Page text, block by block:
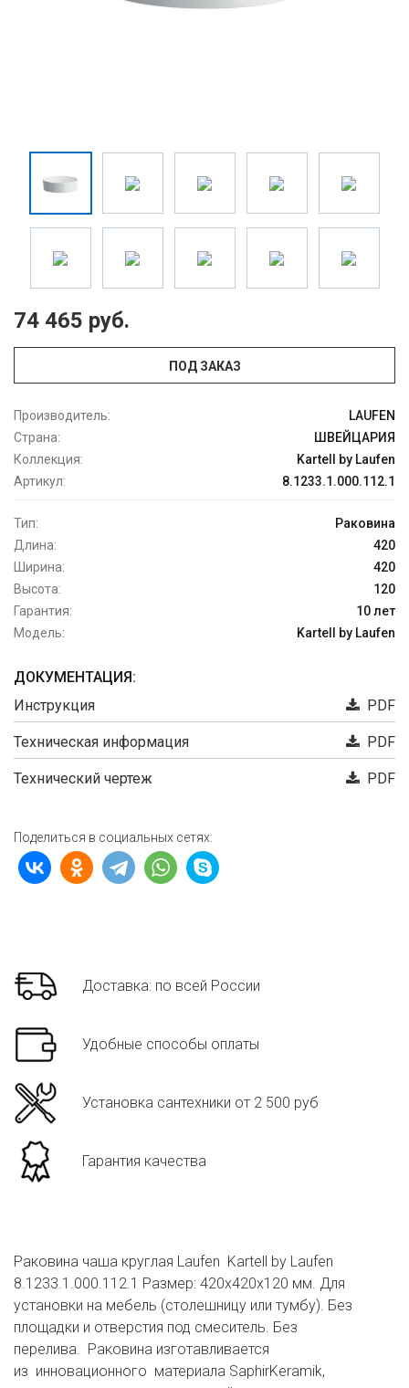
74 465 руб.
ПОД ЗАКАЗ
Производитель:
LAUFEN
Страна:
ШВЕЙЦАРИЯ
Коллекция:
Kartell by Laufen
Артикул:
8.1233.1.000.112.1
Тип:
Раковина
Длина:
420
Ширина:
420
Высота:
120
Гарантия:
10 лет
Модель:
Kartell by Laufen
ДОКУМЕНТАЦИЯ:
Инструкция
PDF
Техническая информация PDF
Технический чертеж PDF
Поделиться в социальных сетях:
Доставка: по всей России
Удобные способы оплаты
Установка сантехники от 2 500 руб
Гарантия качества
Раковина чаша круглая Laufen Kartell by Laufen
8.1233.1.000.112.1 Размер: 420х420х120 мм. Для
установки на мебель (столешницу или тумбу). Без
площадки и отверстия под смеситель. Без
перелива. Раковина изготавливается
из инновационного материала SaphirKeramik,